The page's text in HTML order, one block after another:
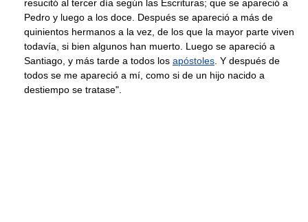
resucitó al tercer día según las Escrituras; que se apareció a
Pedro y luego a los doce. Después se apareció a más de
quinientos hermanos a la vez, de los que la mayor parte viven
todavía, si bien algunos han muerto. Luego se apareció a
Santiago, y más tarde a todos los apóstoles . Y después de
todos se me apareció a mí, como si de un hijo nacido a
destiempo se tratase".